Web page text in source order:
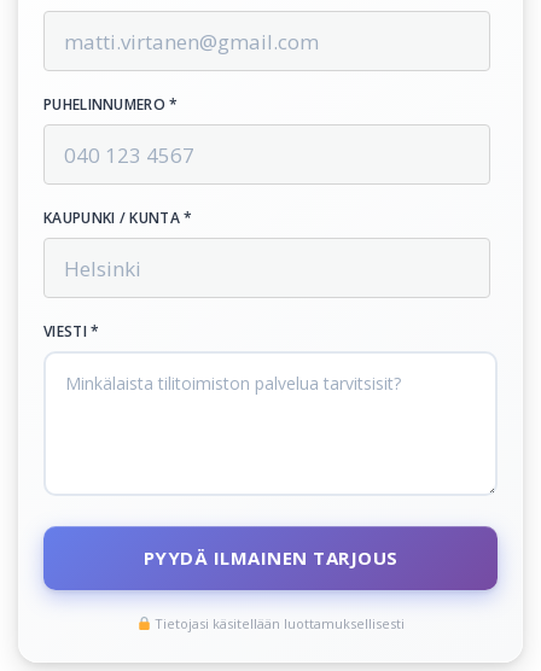
PUHELINNUMERO *
KAUPUNKI / KUNTA *
VIESTI *
PYYDÄ ILMAINEN TARJOUS
Tietojasi käsitellään luottamuksellisesti